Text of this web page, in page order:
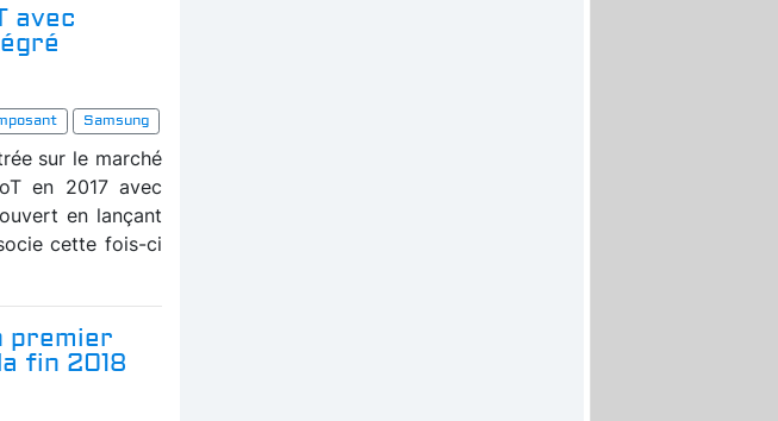
avec
Samsung
sur le marché
en 2017 avec
en lançant
cette fois-ci
premier
fin 2018